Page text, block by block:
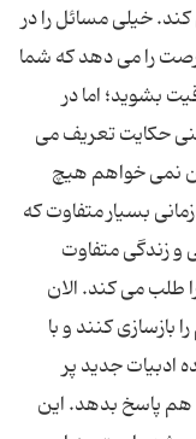
خیلی مسائل را در
را می دهد که شما
بشوید؛ اما در
حکایت تعریف می
نمی خواهم هیچ
بسیار متفاوت که
و زندگی متفاوت
طلب می کند. الان
کنند و با
ادبیات جدید پر
هم پاسخ بدهد. این